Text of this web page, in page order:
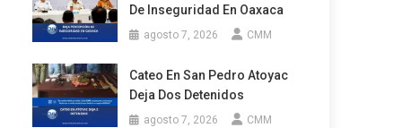
De Inseguridad En Oaxaca
agosto 7, 2026 CMM
Cateo En San Pedro Atoyac
Deja Dos Detenidos
agosto 7, 2026 CMM